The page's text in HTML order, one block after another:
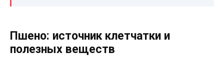
Пшено: источник клетчатки и
полезных веществ